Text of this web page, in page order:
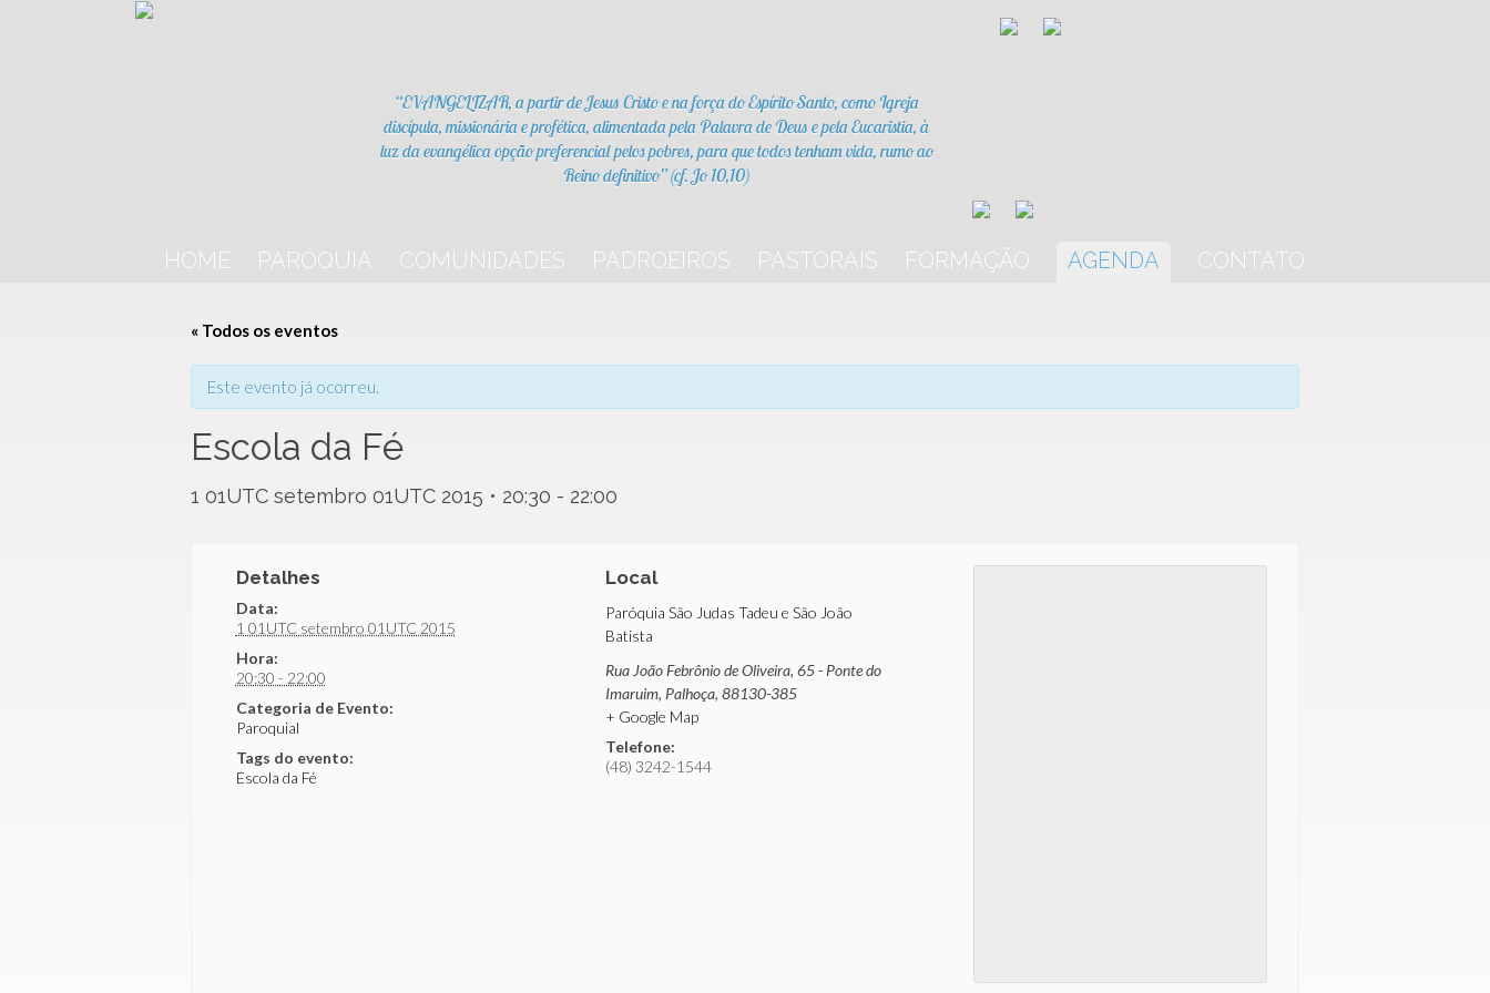
“EVANGELIZAR, a partir de Jesus Cristo e na força do Espírito Santo, como Igreja
discípula, missionária e profética, alimentada pela Palavra de Deus e pela Eucaristia, à
luz da evangélica opção preferencial pelos pobres, para que todos tenham vida, rumo ao
Reino definitivo” (cf. Jo 10,10)
HOME PARÓQUIA COMUNIDADES PADROEIROS PASTORAIS FORMAÇÃO AGENDA CONTATO
« Todos os eventos
Este evento já ocorreu.
Escola da Fé
1 01UTC setembro 01UTC 2015 • 20:30 - 22:00
Detalhes
Data:
1 01UTC setembro 01UTC 2015
Hora:
20:30 - 22:00
Categoria de Evento:
Paroquial
Tags do evento:
Escola da Fé
Local
Paróquia São Judas Tadeu e São João
Batista
Rua João Febrônio de Oliveira, 65 - Ponte do
Imaruim, Palhoça, 88130-385
+ Google Map
Telefone:
(48) 3242-1544